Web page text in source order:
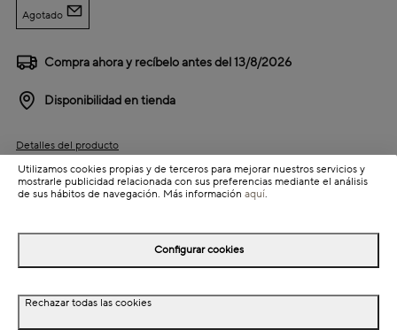
Agotado
Compra ahora y recíbelo antes del13/8/2026
Disponibilidad en tienda
Detalles del producto
Colección: Vita
Información de envío
Detalles del producto
Descripción
Utilizamos cookies propias y de terceros para mejorar nuestros servicios y
mostrarle publicidad relacionada con sus preferencias mediante el análisis
de sus hábitos de navegación. Más información aquí.
Configurar cookies
Rechazar todas las cookies